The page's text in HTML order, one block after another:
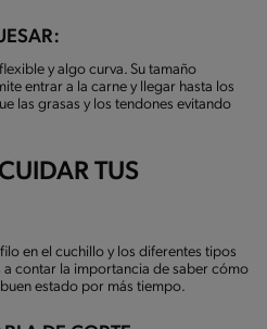
y algo curva. Su tamaño
entrar a la carne y llegar hasta los
las grasas y los tendones evitando
TUS
en el cuchillo y los diferentes tipos
a contar la importancia de saber cómo
estado por más tiempo.